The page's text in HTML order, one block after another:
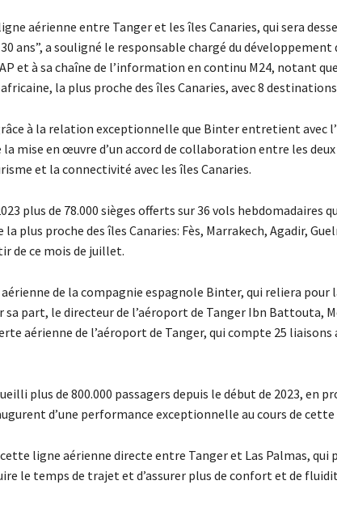
aérienne entre Tanger et les îles Canaries, qui sera
ans”, a souligné le responsable chargé du développement
et à sa chaîne de l’information en continu M24, notant
la plus proche des îles Canaries, avec 8
à la relation exceptionnelle que Binter entretient avec
mise en œuvre d’un accord de collaboration entre les
et la connectivité avec les îles Canaries.
plus de 78.000 sièges offerts sur 36 vols hebdomadaires
plus proche des îles Canaries: Fès, Marrakech, Agadir,
de ce mois de juillet.
de la compagnie espagnole Binter, qui reliera pour
sa part, le directeur de l’aéroport de Tanger Ibn Battouta,
aérienne de l’aéroport de Tanger, qui compte 25 liaisons
plus de 800.000 passagers depuis le début de 2023, en
d’une performance exceptionnelle au cours de cette
ligne aérienne directe entre Tanger et Las Palmas, qui
le temps de trajet et d’assurer plus de confort et de